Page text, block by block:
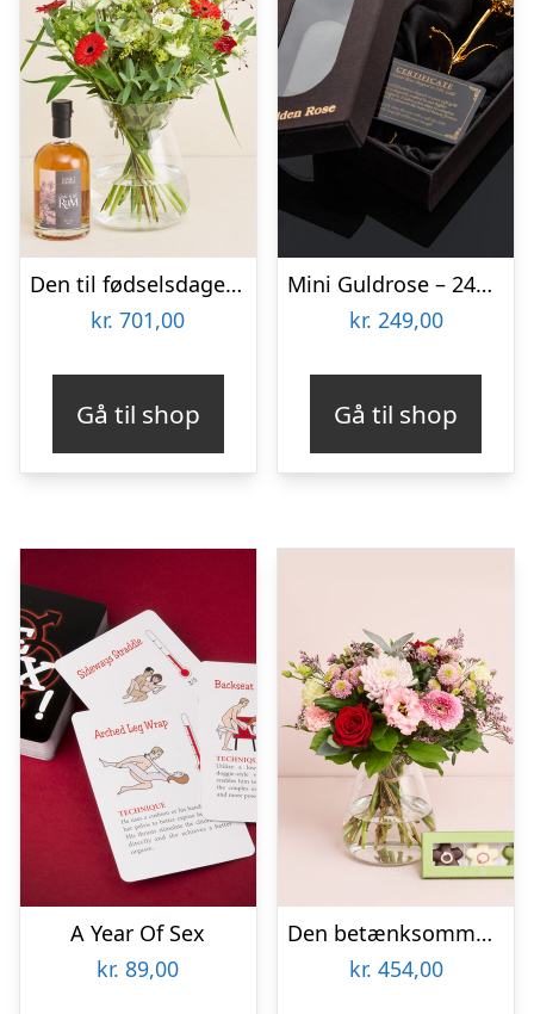
Den til fødselsdagen med Sankt Thomas, Carribean Rum
kr. 701,00
Gå til shop
Mini Guldrose – 24K Guldbelagt Rose
kr. 249,00
Gå til shop
A Year Of Sex
kr. 89,00
Den betænksomme med CHO CHO marcipanblomster
kr. 454,00